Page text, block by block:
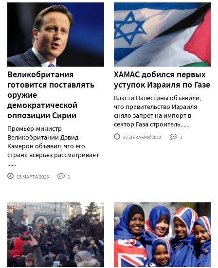
Великобритания
готовится поставлять
оружие
демократической
оппозиции Сирии
Премьер-министр
Великобритании Дэвид
Кэмерон объявил, что его
страна всерьез рассматривает
......
15 МАРТА'2013 1
ХАМАС добился первых
уступок Израиля по Газе
Власти Палестины объявили,
что правительство Израиля
сняло запрет на импорт в
сектор Газа строитель......
27 ДЕКАБРЯ'2012 1